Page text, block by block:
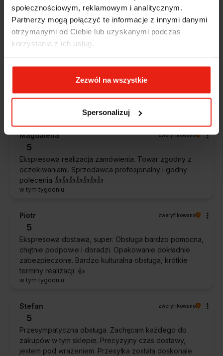
społecznościowym, reklamowym i analitycznym.
Partnerzy mogą połączyć te informacje z innymi danymi
otrzymanymi od Ciebie lub uzyskanymi podczas
korzystania z ich usług.
Zezwól na wszystkie
Spersonalizuj
Zostałem świetnie obsłużony. Brawa dla pracowników.
w tym tygodniu
Alicja
Jestem zaskoczona, że ta paczka dotarła do mnie tak
szybko. Paczka dotarła cała i zdrowa. Szybko,
klienta.
Magdalena zweryfikowano
5
Ekspresowa realizacja zamówienia. Towar zgodny z
oczekiwaniami. Sprzedawca profesjonalny i godny
polecenia 👍️👍️👍️👍️👍️👍️👍️
w tym tygodniu
Piotr zweryfikowano
5
Ekspresowa dostawa, super. Obsługa bardzo pomocna,
chętnie podpowie i doradzi. Opakowanie dokładnie
zabezpieczone. Bardzo kulturalna obsługa, krótkie
terminy realizacji. 👍️
w tym tygodniu
Stefan zweryfikowano
5
Przesympatyczna obsługa. Zachęcam każdego do
zakupów w tym sklepie. Precyzyjny czas dostawy,
jestem pod wrażeniem. Przesyłka została doskonale